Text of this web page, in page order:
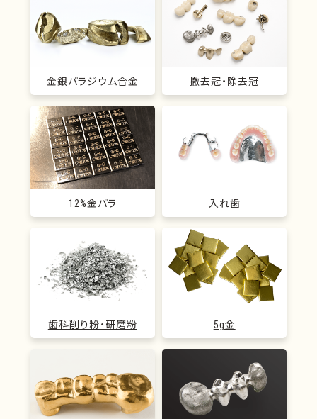
金銀パラジウム合金 撤去冠・除去冠
12%金パラ 入れ歯
歯科削り粉・研磨粉 5g金